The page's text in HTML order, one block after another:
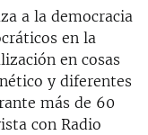
LATINA
a la democracia
en la
en cosas
y diferentes
más de 60
con Radio